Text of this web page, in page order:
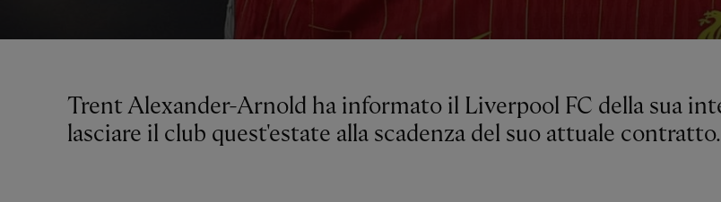
Trent Alexander-Arnold ha informato il Liverpool FC della sua intenzione di
lasciare il club quest'estate alla scadenza del suo attuale contratto.